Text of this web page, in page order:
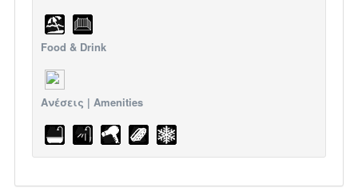
Food & Drink
Ανέσεις | Amenities